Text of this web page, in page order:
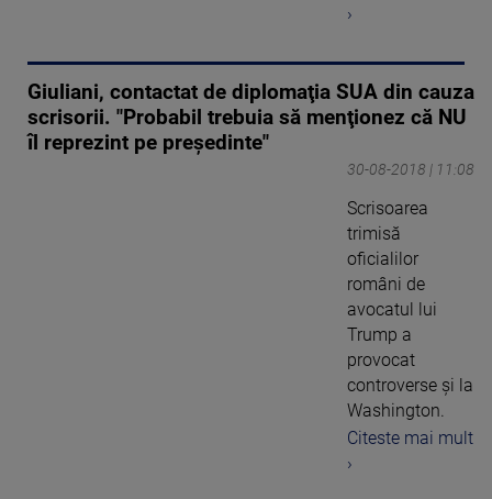
›
Giuliani, contactat de diplomaţia SUA din cauza
scrisorii. "Probabil trebuia să menţionez că NU
îl reprezint pe preşedinte"
30-08-2018 | 11:08
Scrisoarea
trimisă
oficialilor
români de
avocatul lui
Trump a
provocat
controverse şi la
Washington.
Citeste mai mult
›